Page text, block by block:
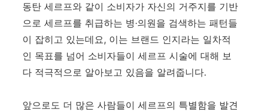
동탄 세르프와 같이 소비자가 자신의 거주지를 기반
으로 세르프를 취급하는 병∙의원을 검색하는 패턴들
이 잡히고 있는데요, 이는 브랜드 인지라는 일차적
인 목표를 넘어 소비자들이 세르프 시술에 대해 보
다 적극적으로 알아보고 있음을 알려줍니다.
앞으로도 더 많은 사람들이 세르프의 특별함을 발견